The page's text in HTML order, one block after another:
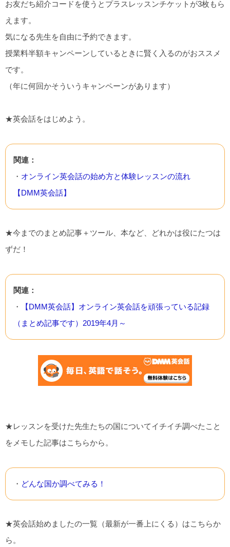
お友だち紹介コードを使うとプラスレッスンチケットが3枚もら
えます。
気になる先生を自由に予約できます。
授業料半額キャンペーンしているときに賢く入るのがおススメ
です。
（年に何回かそういうキャンペーンがあります）
★英会話をはじめよう。
関連：
・ オンライン英会話の始め方と体験レッスンの流れ
【DMM英会話】
★今までのまとめ記事＋ツール、本など、どれかは役にたつは
ずだ！
関連：
・
【DMM英会話】オンライン英会話を頑張っている記録
（まとめ記事です）2019年4月～
★レッスンを受けた先生たちの国についてイチイチ調べたこと
をメモした記事はこちらから。
・ どんな国か調べてみる！
★英会話始めましたの一覧（最新が一番上にくる）はこちらか
ら。